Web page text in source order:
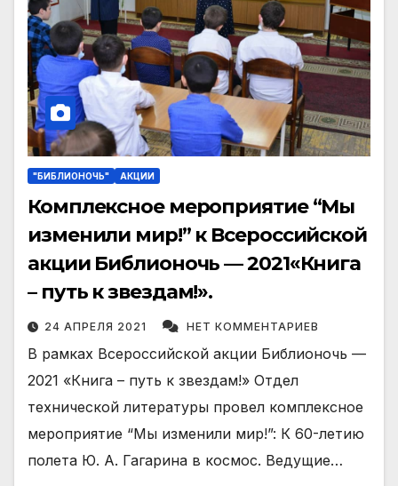
"БИБЛИОНОЧЬ" АКЦИИ
Комплексное мероприятие “Мы
изменили мир!” к Всероссийской
акции Библионочь — 2021«Книга
– путь к звездам!».
24 АПРЕЛЯ 2021 НЕТ КОММЕНТАРИЕВ
В рамках Всероссийской акции Библионочь —
2021 «Книга – путь к звездам!» Отдел
технической литературы провел комплексное
мероприятие “Мы изменили мир!”: К 60-летию
полета Ю. А. Гагарина в космос. Ведущие…